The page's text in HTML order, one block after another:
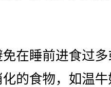
在睡前进食过多
的食物，如温